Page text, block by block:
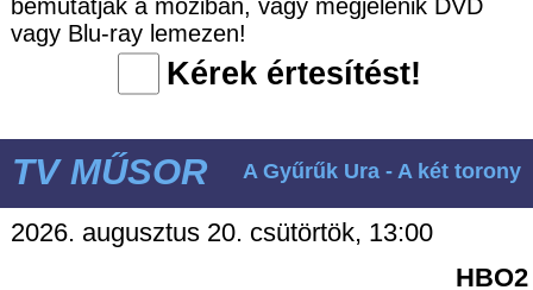
bemutatják a moziban, vagy megjelenik DVD
vagy Blu-ray lemezen!
Kérek értesítést!
TV MŰSOR A Gyűrűk Ura - A két torony
2026. augusztus 20. csütörtök, 13:00
HBO2